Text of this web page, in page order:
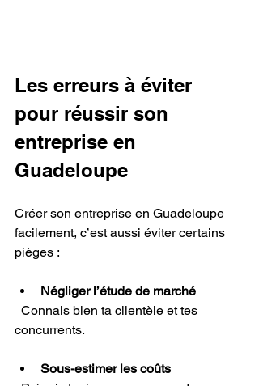
Les erreurs à éviter
pour réussir son
entreprise en
Guadeloupe
Créer son entreprise en Guadeloupe
facilement, c’est aussi éviter certains
pièges :
Négliger l’étude de marché
concurrents.
Sous-estimer les coûts